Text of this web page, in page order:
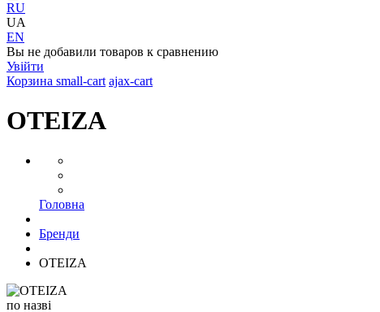
RU
UA
EN
Вы не добавили товаров к сравнению
Увійти
Корзина small-cart ajax-cart
OTEIZA
Головна
Бренди
OTEIZA
по назві